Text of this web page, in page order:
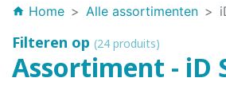
home Home Alle assortimenten
Filteren op (24 produits)
Assortiment - iD